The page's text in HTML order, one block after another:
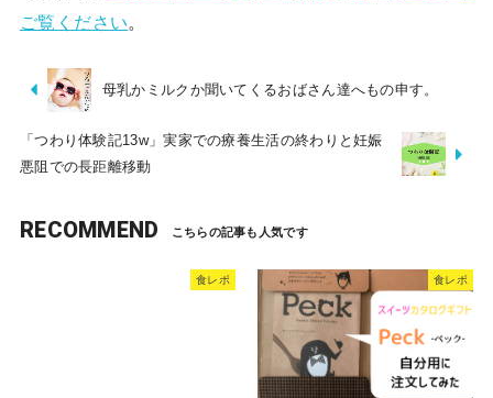
ご覧ください。
母乳かミルクか聞いてくるおばさん達へもの申す。
「つわり体験記13w」実家での療養生活の終わりと妊娠
悪阻での長距離移動
RECOMMEND
食レポ 食レポ